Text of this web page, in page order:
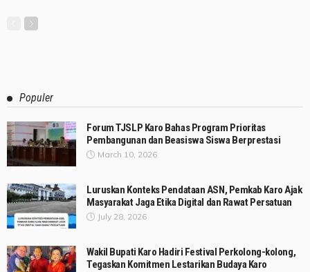
Populer
Forum TJSLP Karo Bahas Program Prioritas
Pembangunan dan Beasiswa Siswa Berprestasi
March 10, 2026
Luruskan Konteks Pendataan ASN, Pemkab Karo Ajak
Masyarakat Jaga Etika Digital dan Rawat Persatuan
July 28, 2026
Wakil Bupati Karo Hadiri Festival Perkolong-kolong,
Tegaskan Komitmen Lestarikan Budaya Karo